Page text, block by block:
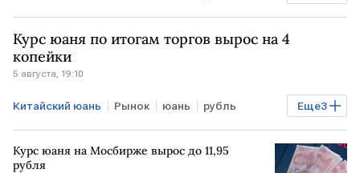
валюта Курсы валют Торги Мосбиржа
РОССИЯ
Курс юаня по итогам торгов вырос на 4
копейки
5 августа, 19:10
Еще3
Китайский юань Рынок юань рубль
валюта Торги Мосбиржа
Курс юаня на Мосбирже вырос до 11,95
рубля